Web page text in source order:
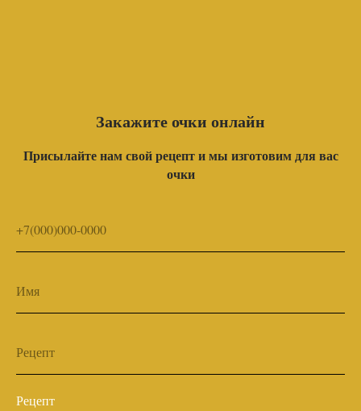
Закажите очки онлайн
Присылайте нам свой рецепт и мы изготовим для вас
очки
+7(000)000-0000
Имя
Рецепт
Рецепт